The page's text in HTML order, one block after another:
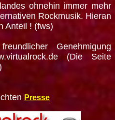
ohnehin immer mehr
Rockmusik. Hieran
Anteil ! (fws)
Genehmigung
(Die Seite
Presse